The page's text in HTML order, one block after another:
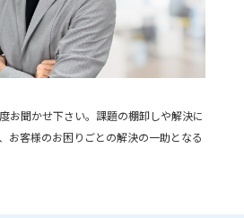
お聞かせ下さい。課題の棚卸しや解決に
お客様のお困りごとの解決の一助となる